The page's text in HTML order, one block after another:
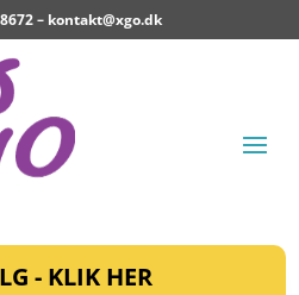
– kontakt@xgo.dk
- KLIK HER